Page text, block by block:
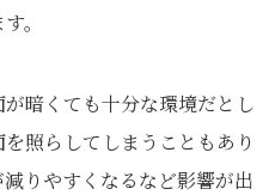
。
暗くても十分な環境だとし
照らしてしまうこともあり
りやすくなるなど影響が出